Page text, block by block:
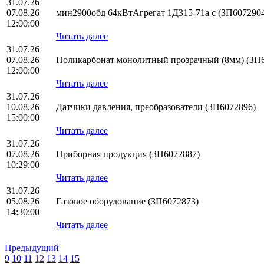
07.08.26
12:00:00
мин2900обд 64кВтАгрегат 1Д315-71а с
Читать далее
31.07.26
07.08.26
12:00:00
Поликарбонат монолитный прозрачный (8мм)
Читать далее
31.07.26
10.08.26
15:00:00
Датчики давления, преобразователи (ЗП6072896)
Читать далее
31.07.26
07.08.26
10:29:00
Приборная продукция (ЗП6072887)
Читать далее
31.07.26
05.08.26
14:30:00
Газовое оборудование (ЗП6072873)
Читать далее
Предыдущий
9 10 11 12 13 14 15